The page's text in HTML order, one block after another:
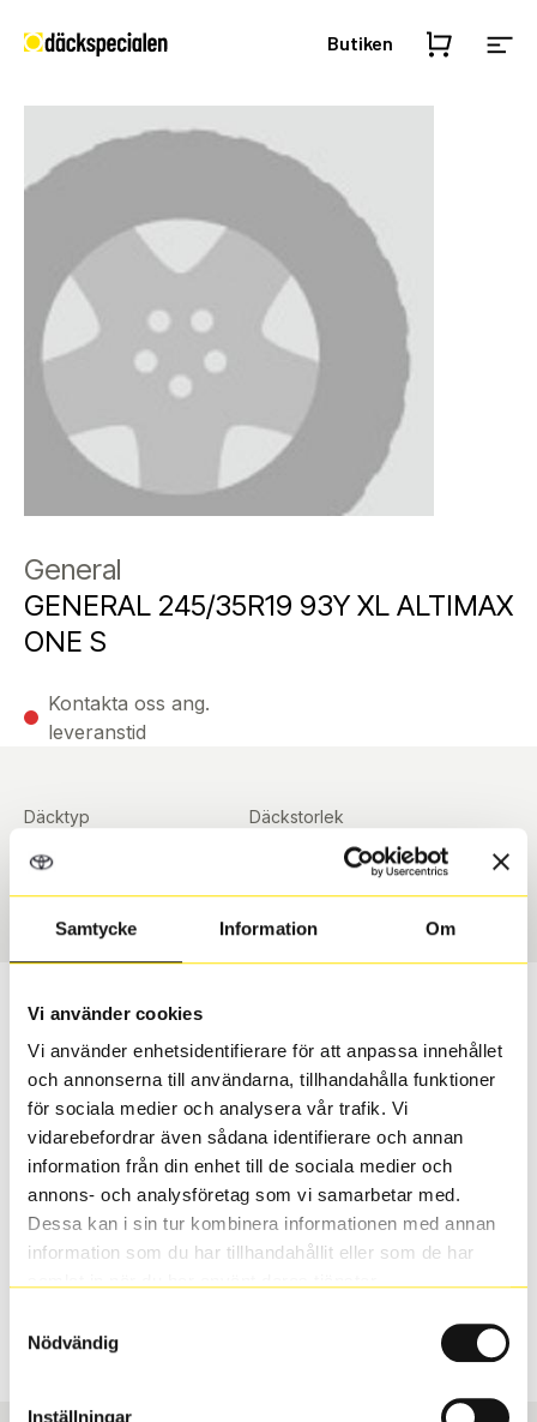
Samtycke Information Om
Vi använder cookies
Vi använder enhetsidentifierare för att anpassa innehållet
och annonserna till användarna, tillhandahålla funktioner
för sociala medier och analysera vår trafik. Vi
vidarebefordrar även sådana identifierare och annan
information från din enhet till de sociala medier och
annons- och analysföretag som vi samarbetar med.
Dessa kan i sin tur kombinera informationen med annan
information som du har tillhandahållit eller som de har
Nödvändig
Inställningar
Butiken
General
GENERAL 245/35R19 93Y XL ALTIMAX
ONE S
Kontakta oss ang.
leveranstid
Däcktyp Däckstorlek
245/35 R 19 ArrayArray
Art nummer
90383
Passar detta däck min bil?
Ange registreringsnummer för att se om det däck du
valt passar din bilmodell. Om du köper däck som skall
sättas på dina befintliga fälgar, se till att kolla en extra
gång så att däck och fälg har samma dimensioner.
Ibland kan fälgen ha bytts ut under årens lopp och
inte vara samma dimension som bilen hade ut från
fabrik.
S Sök